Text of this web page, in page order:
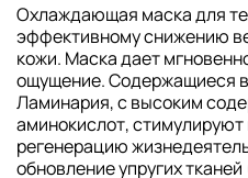
Охлаждающая маска для
эффективному снижению
кожи. Маска дает
ощущение. Содержащиеся
Ламинария, с высоким
аминокислот,
регенерацию
обновление упругих